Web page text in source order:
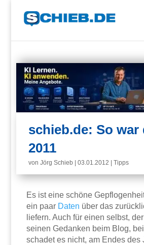
schieb.de: So war
2011
vonJörg Schieb |03.01.2012 |Tipps
Es ist eine schöne
ein paar Daten über das
liefern. Auch für einen selbst,
seinen Gedanken beim Blog,
schadet es nicht, am Endes des